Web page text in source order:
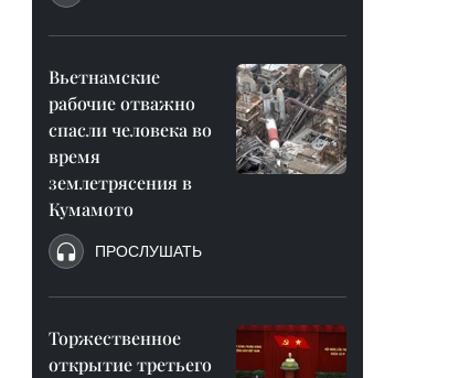
Вьетнамские
рабочие отважно
спасли человека во
время
землетрясения в
Кумамото
ПРОСЛУШАТЬ
Торжественное
открытие третьего